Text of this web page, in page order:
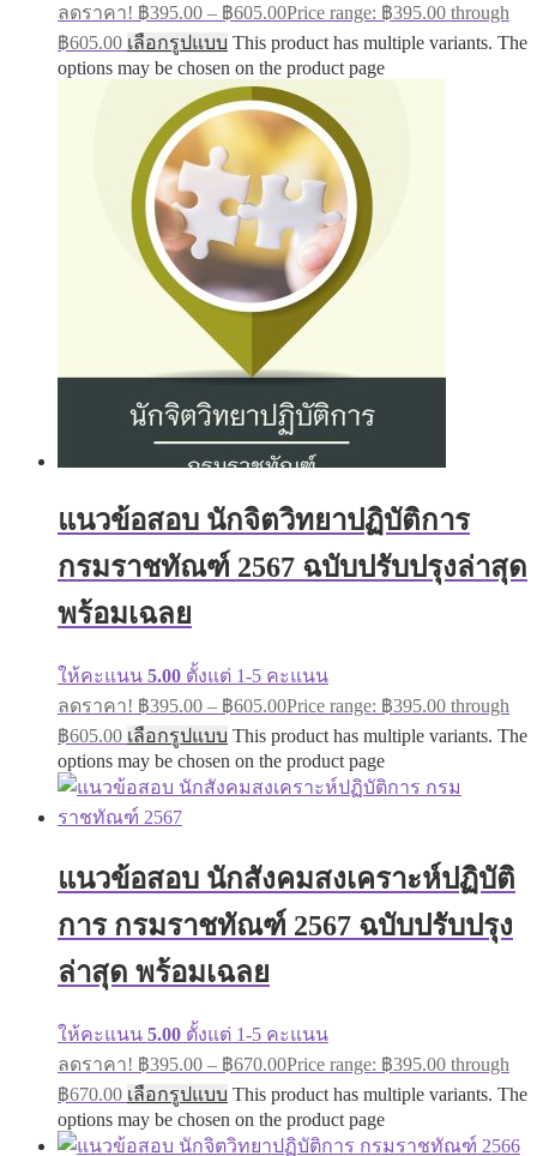
ลดราคา! ฿395.00 – ฿605.00Price range: ฿395.00 through
฿605.00 เลือกรูปแบบ This product has multiple variants. The
options may be chosen on the product page
แนวข้อสอบ นักจิตวิทยาปฏิบัติการ
กรมราชทัณฑ์ 2567 ฉบับปรับปรุงล่าสุด
พร้อมเฉลย
ให้คะแนน 5.00 ตั้งแต่ 1-5 คะแนน
ลดราคา! ฿395.00 – ฿605.00Price range: ฿395.00 through
฿605.00 เลือกรูปแบบ This product has multiple variants. The
options may be chosen on the product page
แนวข้อสอบ นักสังคมสงเคราะห์ปฏิบัติ
การ กรมราชทัณฑ์ 2567 ฉบับปรับปรุง
ล่าสุด พร้อมเฉลย
ให้คะแนน 5.00 ตั้งแต่ 1-5 คะแนน
ลดราคา! ฿395.00 – ฿670.00Price range: ฿395.00 through
฿670.00 เลือกรูปแบบ This product has multiple variants. The
options may be chosen on the product page